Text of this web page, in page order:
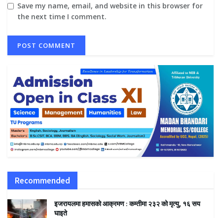
Save my name, email, and website in this browser for
the next time I comment.
Recommended
इजरायलमा हमासको आक्रमण : कम्तीमा २३२ को मृत्यु, १६ सय
घाइते